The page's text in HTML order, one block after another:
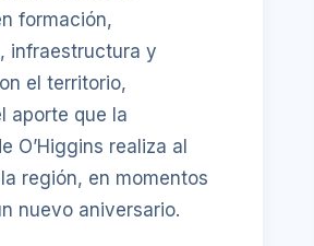
formación,
infraestructura y
el territorio,
aporte que la
O’Higgins realiza al
región, en momentos
nuevo aniversario.